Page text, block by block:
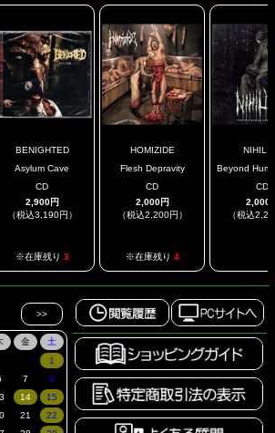
BENIGHTED
Asylum Cave
CD
2,900円
（税込3,190円）
※在庫残り 3
HOMIZIDE
Flesh Depravity
CD
2,000円
（税込2,200円）
※在庫残り 4
Beyond
CD
2,000
（税込